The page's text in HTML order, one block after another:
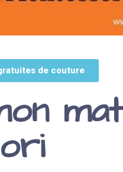
de couture